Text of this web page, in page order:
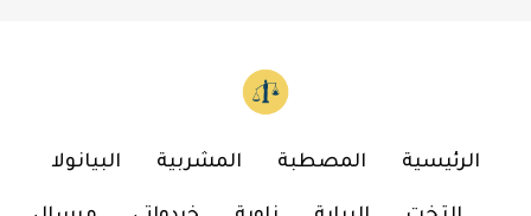
الرئيسية المصطبة المشربية البيانولا